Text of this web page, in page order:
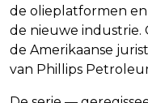
de olieplatformen
de nieuwe industrie.
de Amerikaanse
van Phillips